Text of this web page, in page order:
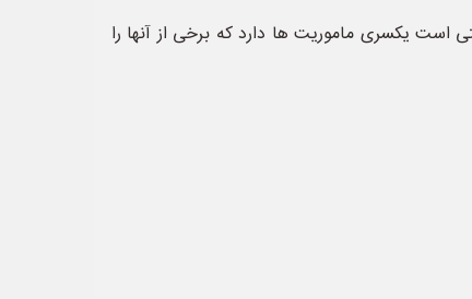
است یکسری ماموریت ها دارد که برخی از آنها را